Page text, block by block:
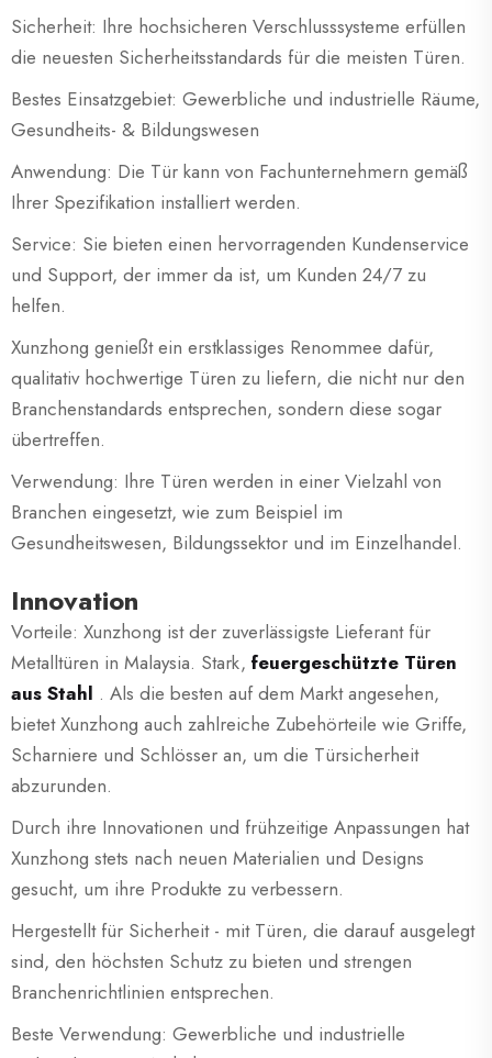
Sicherheit: Ihre hochsicheren Verschlusssysteme erfüllen
die neuesten Sicherheitsstandards für die meisten Türen.
Bestes Einsatzgebiet: Gewerbliche und industrielle Räume,
Gesundheits- & Bildungswesen
Anwendung: Die Tür kann von Fachunternehmern gemäß
Ihrer Spezifikation installiert werden.
Service: Sie bieten einen hervorragenden Kundenservice
und Support, der immer da ist, um Kunden 24/7 zu
helfen.
Xunzhong genießt ein erstklassiges Renommee dafür,
qualitativ hochwertige Türen zu liefern, die nicht nur den
Branchenstandards entsprechen, sondern diese sogar
übertreffen.
Verwendung: Ihre Türen werden in einer Vielzahl von
Branchen eingesetzt, wie zum Beispiel im
Gesundheitswesen, Bildungssektor und im Einzelhandel.
Innovation
Vorteile: Xunzhong ist der zuverlässigste Lieferant für
Metalltüren in Malaysia. Stark, feuergeschützte Türen
aus Stahl . Als die besten auf dem Markt angesehen,
bietet Xunzhong auch zahlreiche Zubehörteile wie Griffe,
Scharniere und Schlösser an, um die Türsicherheit
abzurunden.
Durch ihre Innovationen und frühzeitige Anpassungen hat
Xunzhong stets nach neuen Materialien und Designs
gesucht, um ihre Produkte zu verbessern.
Hergestellt für Sicherheit - mit Türen, die darauf ausgelegt
sind, den höchsten Schutz zu bieten und strengen
Branchenrichtlinien entsprechen.
Beste Verwendung: Gewerbliche und industrielle